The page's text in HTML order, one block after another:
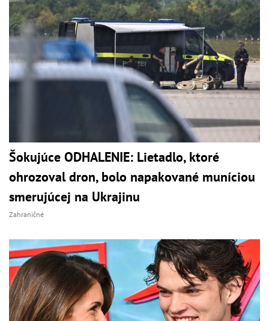
Šokujúce ODHALENIE: Lietadlo, ktoré
ohrozoval dron, bolo napakované muníciou
smerujúcej na Ukrajinu
Zahraničné